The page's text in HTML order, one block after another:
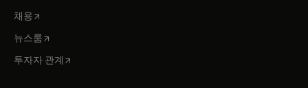
채용새 탭에서 열림
뉴스룸새 탭에서 열림
투자자 관계 새 탭에서 열림